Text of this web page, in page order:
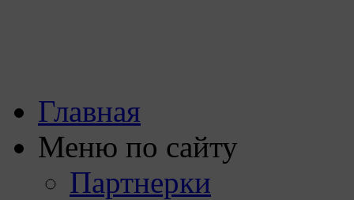
Главная
Меню по сайту
Партнерки